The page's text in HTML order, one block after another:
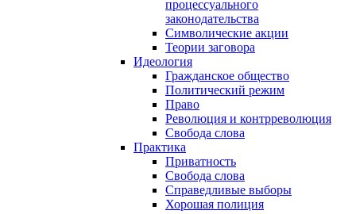
процессуального
законодательства
Символические акции
Теории заговора
Идеология
Гражданское общество
Политический режим
Право
Революция и контрреволюция
Свобода слова
Практика
Приватность
Свобода слова
Справедливые выборы
Хорошая полиция